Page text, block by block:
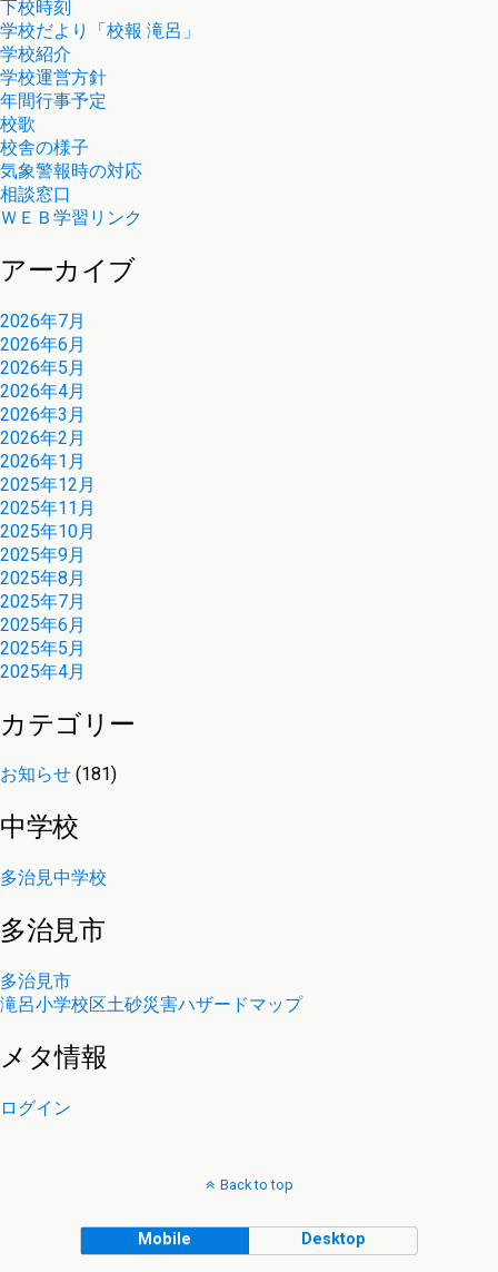
下校時刻
学校だより「校報 滝呂」
学校紹介
学校運営方針
年間行事予定
校歌
校舎の様子
気象警報時の対応
相談窓口
ＷＥＢ学習リンク
アーカイブ
2026年7月
2026年6月
2026年5月
2026年4月
2026年3月
2026年2月
2026年1月
2025年12月
2025年11月
2025年10月
2025年9月
2025年8月
2025年7月
2025年6月
2025年5月
2025年4月
カテゴリー
お知らせ (181)
中学校
多治見中学校
多治見市
多治見市
滝呂小学校区土砂災害ハザードマップ
メタ情報
ログイン
Back to top
Mobile Desktop